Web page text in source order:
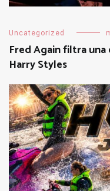
Uncategorized
Fred Again filtra
Harry Styles